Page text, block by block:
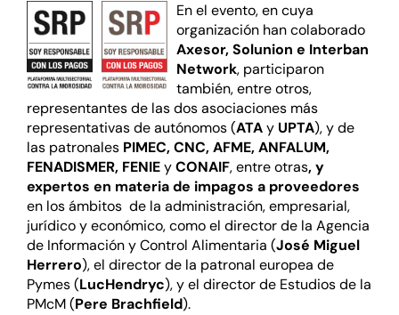
En el evento, en cuya
organización han colaborado
Axesor,Solunion e Interban
Network, participaron
también, entre otros,
representantes de las dos asociaciones más
representativas de autónomos (ATAy UPTA), y de
las patronales PIMEC,CNC,AFME,ANFALUM,
FENADISMER, FENIEyCONAIF, entre otras, y
expertos en materia de impagos a proveedores
en los ámbitos de la administración, empresarial,
jurídico y económico, como el director de la Agencia
de Información y Control Alimentaria (José Miguel
Herrero), el director de la patronal europea de
Pymes (LucHendryc), y el director de Estudios de la
PMcM (Pere Brachfield).